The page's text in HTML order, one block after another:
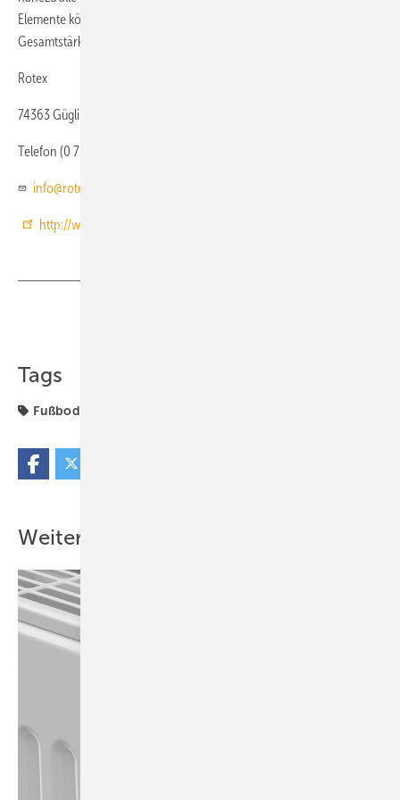
Elemente können auf tragendem Untergrund verlegt und ab einer
Gesamtstärke von 25 mm gefräst werden.
Rotex
74363 Güglingen
Telefon (0 71 35) 10 30
info@rotex.de
http://www.rotex.de
Tags
Fußbodenheizung
Weitere Inhalte